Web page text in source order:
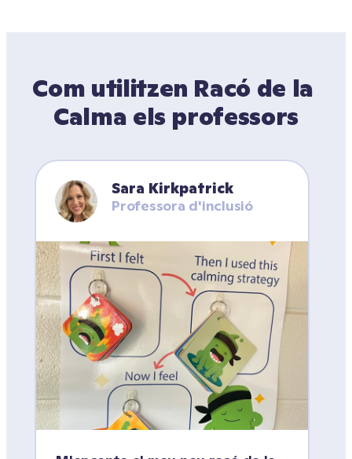
Com utilitzen Racó de la
Calma els professors
Sara Kirkpatrick
Professora d'inclusió